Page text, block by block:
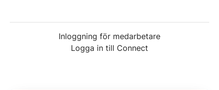
Inloggning för medarbetare
Logga in till Connect